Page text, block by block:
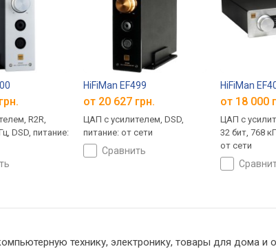
R2R,
DSD, питание:
HiFiMan EF499
от 20 627 грн.
ЦАП с усилителем, DSD,
питание: от сети
сравнить
HiFiMan
от 18 000
ЦАП с
32 бит, 768
от сети
технику, электронику, товары для дома